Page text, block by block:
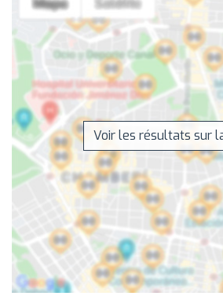
Voir les résultats sur